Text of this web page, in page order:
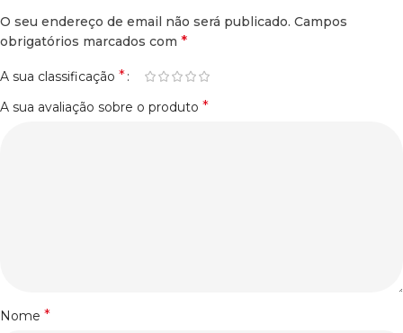
O seu endereço de email não será publicado. Campos
obrigatórios marcados com *
A sua classificação *
A sua avaliação sobre o produto *
Nome *